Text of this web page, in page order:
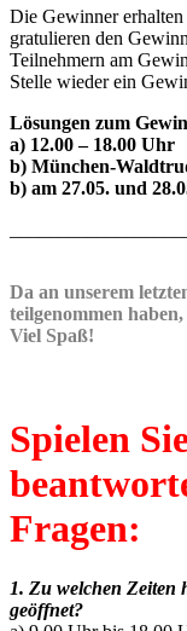
Die Gewinner
gratulieren den
Teilnehmern am
Stelle wieder ein
Lösungen zum
a) 12.00 – 18.00 Uhr
b) München-
b) am 27.05. und
Da an unserem
teilgenommen
Viel Spaß!
Spielen
Fragen:
1. Zu welchen Zeiten
geöffnet?